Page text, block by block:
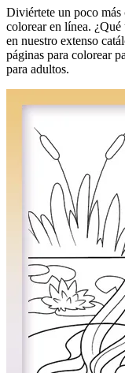
Diviértete un poco más
colorear en línea. ¿Qué
en nuestro extenso
páginas para colorear
para adultos.